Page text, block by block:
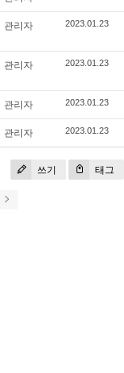
관리자 2023.01.23
관리자 2023.01.23
관리자 2023.01.23
관리자 2023.01.23
쓰기 태그